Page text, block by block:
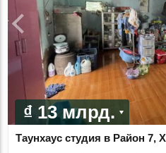
₫ 13 млрд.
Таунхаус студия в Район